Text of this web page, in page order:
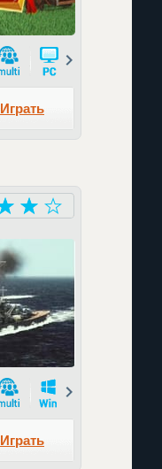
Играть
Играть